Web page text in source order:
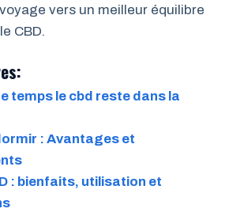
vers un meilleur équilibre
CBD.
temps le cbd reste dans la
: Avantages et
: bienfaits, utilisation et